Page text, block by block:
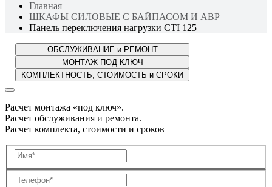
Главная
ШКАФЫ СИЛОВЫЕ С БАЙПАСОМ И АВР
Панель переключения нагрузки CTI 125
Расчет монтажа «под ключ».
Расчет обслуживания и ремонта.
Расчет комплекта, стоимости и сроков